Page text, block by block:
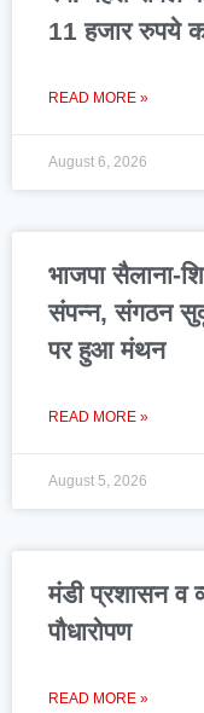
11 हजार रुपये
READ MORE »
August 6, 2026
भाजपा सैलाना-
संपन्न, संगठन
पर हुआ मंथन
READ MORE »
August 5, 2026
मंडी प्रशासन व
पौधारोपण
READ MORE »